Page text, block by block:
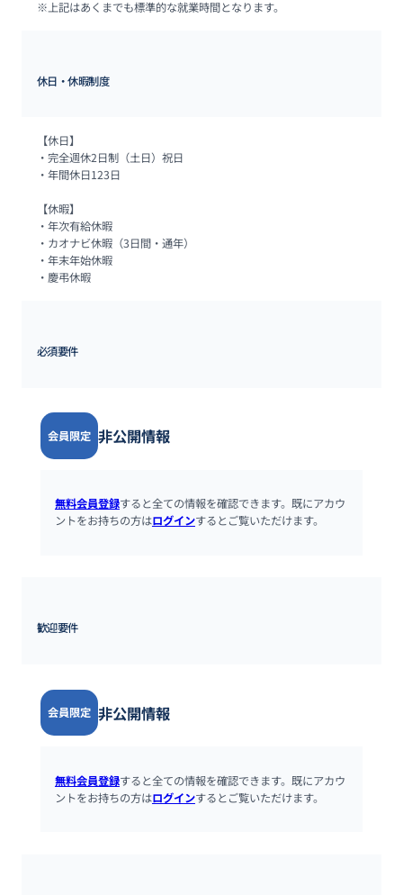
※上記はあくまでも標準的な就業時間となります。
休日・休暇制度
【休日】
・完全週休2日制（土日）祝日
・年間休日123日
【休暇】
・年次有給休暇
・カオナビ休暇（3日間・通年）
・年末年始休暇
・慶弔休暇
必須要件
会員限定 非公開情報
無料会員登録すると全ての情報を確認できます。既にアカウ
ントをお持ちの方はログインするとご覧いただけます。
歓迎要件
会員限定 非公開情報
無料会員登録すると全ての情報を確認できます。既にアカウ
ントをお持ちの方はログインするとご覧いただけます。